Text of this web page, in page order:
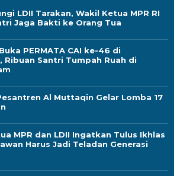
LDII Tarakan, Wakil Ketua MPR RI
Jaga Bakti ke Orang Tua
PERMATA CAI ke-46 di
Ribuan Santri Tumpah Ruah di
Al Muttaqin Gelar Lomba 17
MPR dan LDII Ingatkan Tulus Ikhlas
Harus Jadi Teladan Generasi